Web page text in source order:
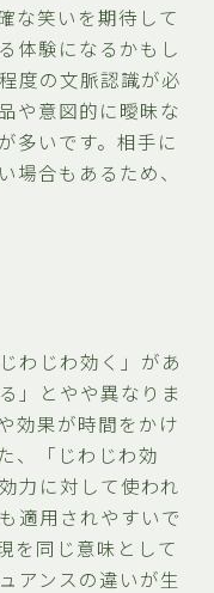
な笑いを期待して
体験になるかもし
度の文脈認識が必
や意図的に曖昧な
多いです。相手に
場合もあるため、
わじわ効く」があ
」とやや異なりま
効果が時間をかけ
、「じわじわ効
力に対して使われ
適用されやすいで
を同じ意味として
アンスの違いが生